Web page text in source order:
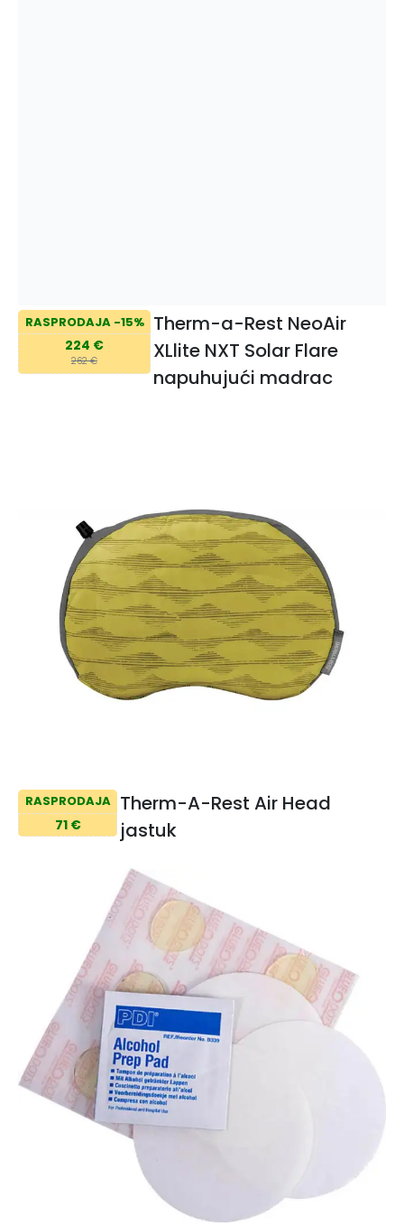
RASPRODAJA -15%
224 €
262 €
Therm-a-Rest NeoAir
XLlite NXT Solar Flare
napuhujući madrac
RASPRODAJA
71 €
Therm-A-Rest Air Head
jastuk